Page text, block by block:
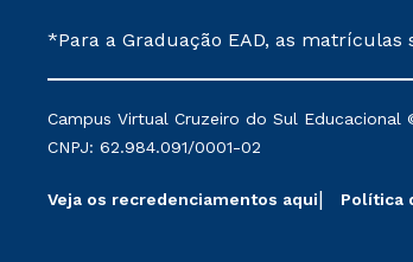
*Para a Graduação EAD, as matrículas
mantidos conforme negociação.
serviços.
Campus Virtual Cruzeiro do Sul
CNPJ: 62.984.091/0001-02
Veja os recredenciamentos aqui Política